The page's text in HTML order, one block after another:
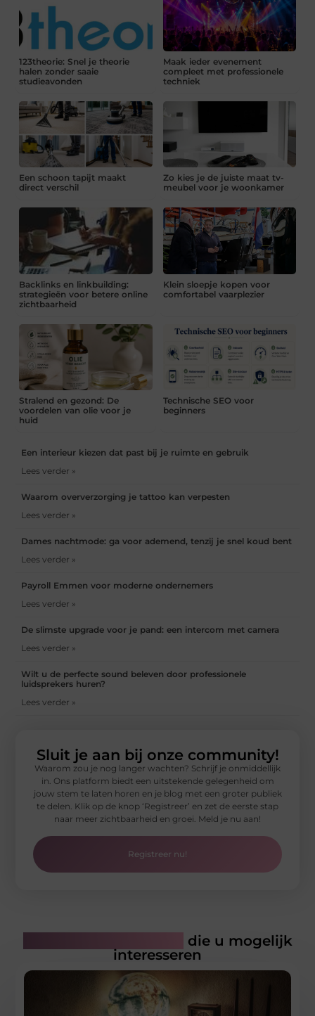
123theorie: Snel je theorie
halen zonder saaie
studieavonden
Maak ieder evenement
compleet met professionele
techniek
Een schoon tapijt maakt
direct verschil
Zo kies je de juiste maat tv-
meubel voor je woonkamer
Backlinks en linkbuilding:
strategieën voor betere online
zichtbaarheid
Klein sloepje kopen voor
comfortabel vaarplezier
Stralend en gezond: De
voordelen van olie voor je
huid
Technische SEO voor
beginners
Een interieur kiezen dat past bij je ruimte en gebruik
Lees verder »
Waarom oververzorging je tattoo kan verpesten
Lees verder »
Dames nachtmode: ga voor ademend, tenzij je snel koud bent
Lees verder »
Payroll Emmen voor moderne ondernemers
Lees verder »
De slimste upgrade voor je pand: een intercom met camera
Lees verder »
Wilt u de perfecte sound beleven door professionele
luidsprekers huren?
Lees verder »
Sluit je aan bij onze community!
Waarom zou je nog langer wachten? Schrijf je onmiddellijk
in. Ons platform biedt een uitstekende gelegenheid om
jouw stem te laten horen en je blog met een groter publiek
te delen. Klik op de knop ‘Registreer’ en zet de eerste stap
naar meer zichtbaarheid en groei. Meld je nu aan!
Registreer nu!
die u mogelijk
interesseren